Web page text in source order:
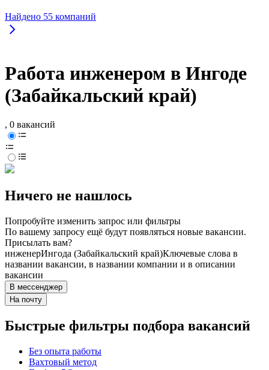
Найдено 55 компаний
Работа инженером в Ингоде
(Забайкальский край)
, 0 вакансий
Ничего не нашлось
Попробуйте изменить запрос или фильтры
По вашему запросу ещё будут появляться новые вакансии.
Присылать вам?
инженерИнгода (Забайкальский край)Ключевые слова в
названии вакансии, в названии компании и в описании
вакансии
В мессенджер
На почту
Быстрые фильтры подбора вакансий
Без опыта работы
Вахтовый метод